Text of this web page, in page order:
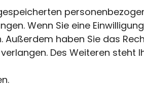
Wenn Sie eine
haben Sie das
Des Weiteren steht